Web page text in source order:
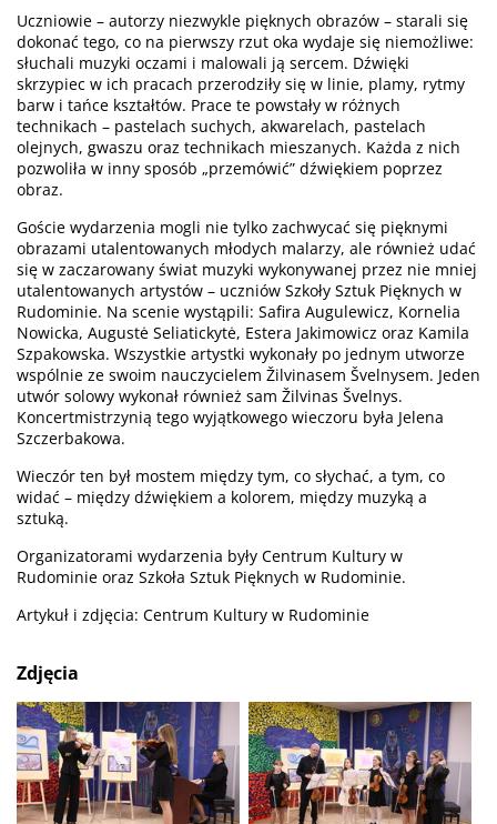
Uczniowie – autorzy niezwykle pięknych obrazów – starali się
dokonać tego, co na pierwszy rzut oka wydaje się niemożliwe:
słuchali muzyki oczami i malowali ją sercem. Dźwięki
skrzypiec w ich pracach przerodziły się w linie, plamy, rytmy
barw i tańce kształtów. Prace te powstały w różnych
technikach – pastelach suchych, akwarelach, pastelach
olejnych, gwaszu oraz technikach mieszanych. Każda z nich
pozwoliła w inny sposób „przemówić” dźwiękiem poprzez
obraz.
Goście wydarzenia mogli nie tylko zachwycać się pięknymi
obrazami utalentowanych młodych malarzy, ale również udać
się w zaczarowany świat muzyki wykonywanej przez nie mniej
utalentowanych artystów – uczniów Szkoły Sztuk Pięknych w
Rudominie. Na scenie wystąpili: Safira Augulewicz, Kornelia
Nowicka, Augustė Seliatickytė, Estera Jakimowicz oraz Kamila
Szpakowska. Wszystkie artystki wykonały po jednym utworze
wspólnie ze swoim nauczycielem Žilvinasem Švelnysem. Jeden
utwór solowy wykonał również sam Žilvinas Švelnys.
Koncertmistrzynią tego wyjątkowego wieczoru była Jelena
Szczerbakowa.
Wieczór ten był mostem między tym, co słychać, a tym, co
widać – między dźwiękiem a kolorem, między muzyką a
sztuką.
Organizatorami wydarzenia były Centrum Kultury w
Rudominie oraz Szkoła Sztuk Pięknych w Rudominie.
Artykuł i zdjęcia: Centrum Kultury w Rudominie
Zdjęcia